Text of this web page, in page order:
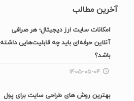
آخرین مطالب
امکانات سایت ارز دیجیتال؛ هر صرافی
آنلاین حرفه‌ای باید چه قابلیت‌هایی داشته
باشد؟
۱۴۰۵-۰۵-۰۴
بهترین روش های طراحی سایت برای پول